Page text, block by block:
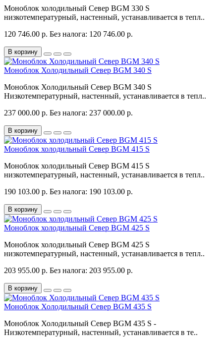
Моноблок холодильный Север BGM 330 S
низкотемпературный, настенный, устанавливается в тепл..
120 746.00 р. Без налога: 120 746.00 р.
В корзину
Моноблок Холодильный Север BGM 340 S
Моноблок Холодильный Север BGM 340 S
Низкотемпературный, настенный, устанавливается в тепл..
237 000.00 р. Без налога: 237 000.00 р.
В корзину
Моноблок холодильный Север BGM 415 S
Моноблок холодильный Север BGM 415 S
низкотемпературный, настенный, устанавливается в тепл..
190 103.00 р. Без налога: 190 103.00 р.
В корзину
Моноблок холодильный Север BGM 425 S
Моноблок холодильный Север BGM 425 S
низкотемпературный, настенный, устанавливается в тепл..
203 955.00 р. Без налога: 203 955.00 р.
В корзину
Моноблок Холодильный Север BGM 435 S
Моноблок Холодильный Север BGM 435 S -
Низкотемпературный, настенный, устанавливается в те..